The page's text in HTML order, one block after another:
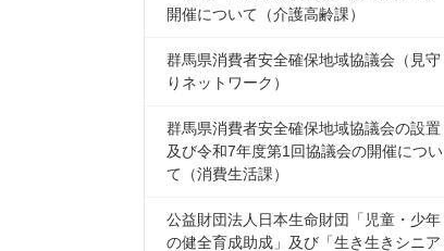
開催について（介護高齢課）
群馬県消費者安全確保地域協議会（見守
りネットワーク）
群馬県消費者安全確保地域協議会の設置
及び令和7年度第1回協議会の開催につい
て（消費生活課）
公益財団法人日本生命財団「児童・少年
の健全育成助成」及び「生き生きシニア